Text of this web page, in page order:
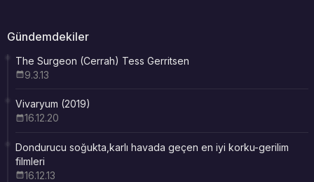
Gündemdekiler
The Surgeon (Cerrah) Tess Gerritsen
9.3.13
Vivaryum (2019)
16.12.20
Dondurucu soğukta,karlı havada geçen en iyi korku-gerilim
filmleri
16.12.13